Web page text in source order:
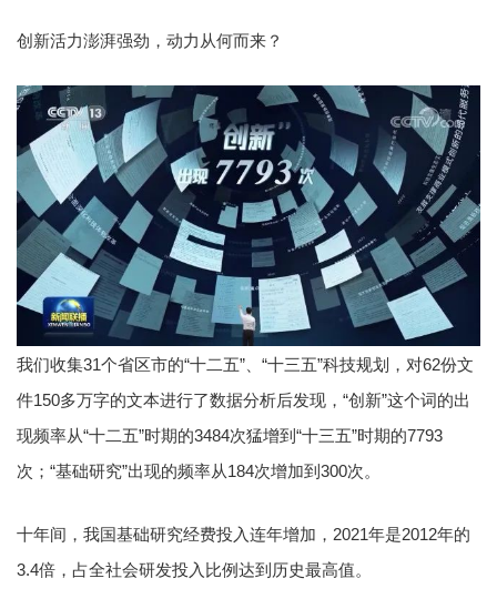
创新活力澎湃强劲，动力从何而来？
我们收集31个省区市的“十二五”、“十三五”科技规划，对62份文
件150多万字的文本进行了数据分析后发现，“创新”这个词的出
现频率从“十二五”时期的3484次猛增到“十三五”时期的7793
次；“基础研究”出现的频率从184次增加到300次。
十年间，我国基础研究经费投入连年增加，2021年是2012年的
3.4倍，占全社会研发投入比例达到历史最高值。